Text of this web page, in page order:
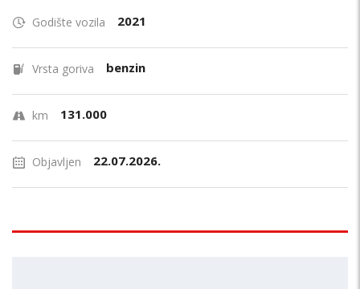
Godište vozila 2021
Vrsta goriva benzin
km 131.000
Objavljen 22.07.2026.